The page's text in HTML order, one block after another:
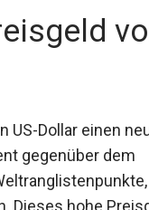
US-Dollar einen
Prozent gegenüber